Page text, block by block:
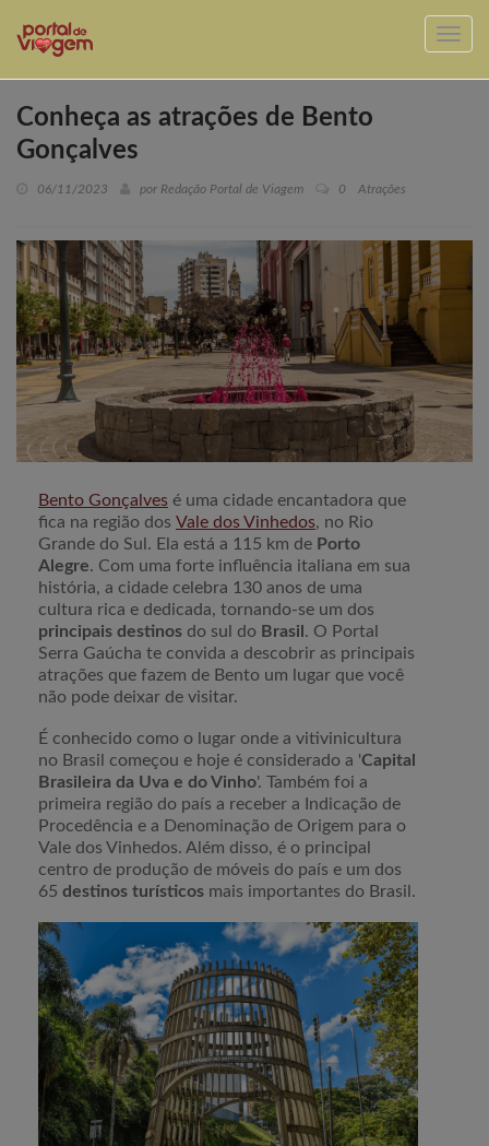
Conheça as atrações de Bento
Gonçalves
06/11/2023 por Redação Portal de Viagem 0 Atrações
Bento Gonçalves é uma cidade encantadora que
fica na região dos Vale dos Vinhedos, no Rio
Grande do Sul. Ela está a 115 km de Porto
Alegre. Com uma forte influência italiana em sua
história, a cidade celebra 130 anos de uma
cultura rica e dedicada, tornando-se um dos
principais destinos do sul do Brasil . O Portal
Serra Gaúcha te convida a descobrir as principais
atrações que fazem de Bento um lugar que você
não pode deixar de visitar.
É conhecido como o lugar onde a vitivinicultura
no Brasil começou e hoje é considerado a 'Capital
Brasileira da Uva e do Vinho'. Também foi a
primeira região do país a receber a Indicação de
Procedência e a Denominação de Origem para o
Vale dos Vinhedos. Além disso, é o principal
centro de produção de móveis do país e um dos
65 destinos turísticos mais importantes do Brasil.